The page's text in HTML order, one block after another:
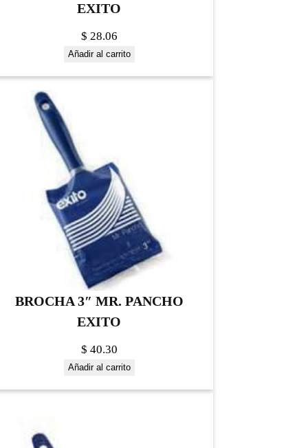
EXITO
$ 28.06
Añadir al carrito
BROCHA 3″ MR. PANCHO
EXITO
$ 40.30
Añadir al carrito